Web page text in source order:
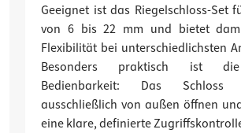
Geeignet ist das Riegelschloss-Set
von 6 bis 22 mm und bietet
Flexibilität bei unterschiedlichsten
Besonders praktisch ist
Bedienbarkeit: Das
ausschließlich von außen öffnen
eine klare, definierte